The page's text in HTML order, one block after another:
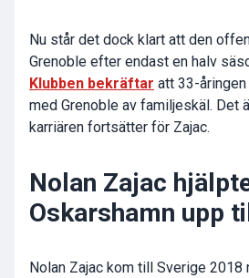
Nu står det dock klart att den
Grenoble efter endast en halv
Klubben bekräftar att 33-
med Grenoble av familjeskäl. Det
karriären fortsätter för Zajac.
Nolan Zajac
Oskarshamn upp
Nolan Zajac kom till Sverige 2018